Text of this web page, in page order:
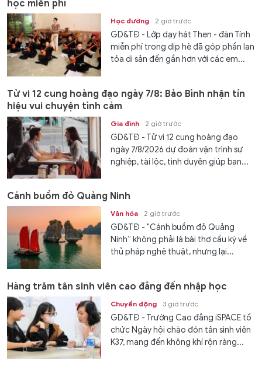
học miễn phí
Học đường 2 giờ trước
GD&TĐ - Lớp dạy hát Then - đàn Tính
miễn phí trong dịp hè đã góp phần lan
tỏa di sản đến gần hơn với các em...
Tử vi 12 cung hoàng đạo ngày 7/8: Bảo Bình nhận tín
hiệu vui chuyện tình cảm
Gia đình 2 giờ trước
GD&TĐ - Tử vi 12 cung hoàng đạo
ngày 7/8/2026 dự đoán vận trình sự
nghiệp, tài lộc, tình duyên giúp bạn...
Cánh buồm đỏ Quảng Ninh
Văn hóa 2 giờ trước
GD&TĐ - "Cánh buồm đỏ Quảng
Ninh” không phải là bài thơ cầu kỳ về
thủ pháp nghệ thuật, nhưng lại...
Hàng trăm tân sinh viên cao đẳng đến nhập học
Chuyển động 3 giờ trước
GD&TĐ - Trường Cao đẳng iSPACE tổ
chức Ngày hội chào đón tân sinh viên
K37, mang đến không khí rộn ràng...